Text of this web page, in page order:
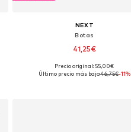
NEXT
Botas
41,25€
+ 2
Disponible en muchas tallas
Precio original: 55,00€
Último precio más bajo:46,75€-11%